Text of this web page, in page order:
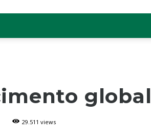
global
29.511 views